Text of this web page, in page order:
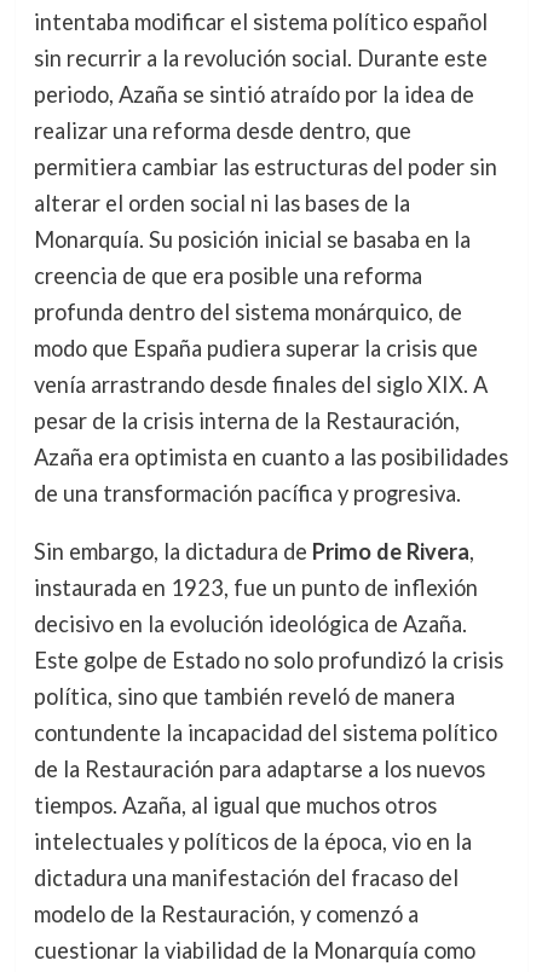
intentaba modificar el sistema político español
sin recurrir a la revolución social. Durante este
periodo, Azaña se sintió atraído por la idea de
realizar una reforma desde dentro, que
permitiera cambiar las estructuras del poder sin
alterar el orden social ni las bases de la
Monarquía. Su posición inicial se basaba en la
creencia de que era posible una reforma
profunda dentro del sistema monárquico, de
modo que España pudiera superar la crisis que
venía arrastrando desde finales del siglo XIX. A
pesar de la crisis interna de la Restauración,
Azaña era optimista en cuanto a las posibilidades
de una transformación pacífica y progresiva.
Sin embargo, la dictadura de Primo de Rivera,
instaurada en 1923, fue un punto de inflexión
decisivo en la evolución ideológica de Azaña.
Este golpe de Estado no solo profundizó la crisis
política, sino que también reveló de manera
contundente la incapacidad del sistema político
de la Restauración para adaptarse a los nuevos
tiempos. Azaña, al igual que muchos otros
intelectuales y políticos de la época, vio en la
dictadura una manifestación del fracaso del
modelo de la Restauración, y comenzó a
cuestionar la viabilidad de la Monarquía como